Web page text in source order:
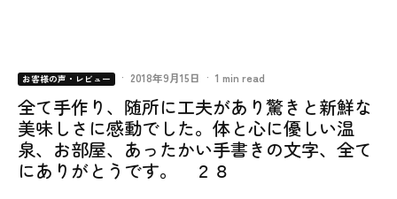
お客様の声・レビュー · 2018年9月15日 · 1 min read
全て手作り、随所に工夫があり驚きと新鮮な
美味しさに感動でした。体と心に優しい温
泉、お部屋、あったかい手書きの文字、全て
にありがとうです。 ２８